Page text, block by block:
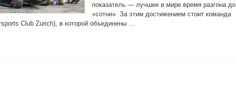
показатель — лучшее в мире время разгона до
«сотни». За этим достижением стоит команда
Club Zurich), в которой объединены ...